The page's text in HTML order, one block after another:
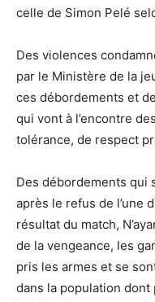
celle de Simon Pelé
Des violences
par le Ministère de la
ces débordements et
qui vont à l’encontre
tolérance, de respect
Des débordements qui
après le refus de l’une
résultat du match,
de la vengeance, les
pris les armes et se
dans la population